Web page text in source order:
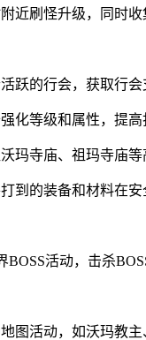
近刷怪升级，同时收
跃的行会，获取行会
化等级和属性，提高
玛寺庙、祖玛寺庙
到的装备和材料在安
BOSS活动，击杀
图活动，如沃玛教